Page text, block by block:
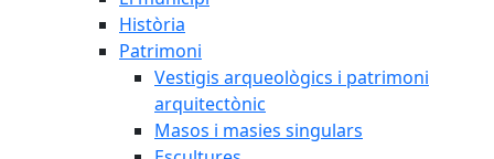
Història
Patrimoni
Vestigis arqueològics i patrimoni
arquitectònic
Masos i masies singulars